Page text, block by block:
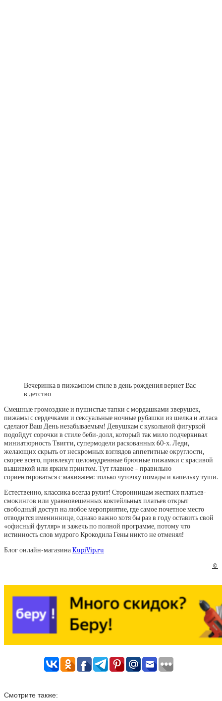
Вечеринка в пижамном стиле в день рождения вернет Вас
в детство
Смешные громоздкие и пушистые тапки с мордашками зверушек,
пижамы с сердечками и сексуальные ночные рубашки из шелка и атласа
сделают Ваш День незабываемым! Девушкам с кукольной фигуркой
подойдут сорочки в стиле беби-долл, который так мило подчеркивал
миниатюрность Твигги, супермодели раскованных 60-х. Леди,
желающих скрыть от нескромных взглядов аппетитные округлости,
скорее всего, привлекут целомудренные брючные пижамки с красивой
вышивкой или ярким принтом. Тут главное – правильно
сориентироваться с макияжем: только чуточку помады и капельку туши.
Естественно, классика всегда рулит! Сторонницам жестких платьев-
смокингов или уравновешенных коктейльных платьев открыт
свободный доступ на любое мероприятие, где самое почетное место
отводится имениннице, однако важно хотя бы раз в году оставить свой
«офисный футляр» и зажечь по полной программе, потому что
истинность слов мудрого Крокодила Гены никто не отменял!
Блог онлайн-магазинаKupiVip.ru
©
Смотрите также: